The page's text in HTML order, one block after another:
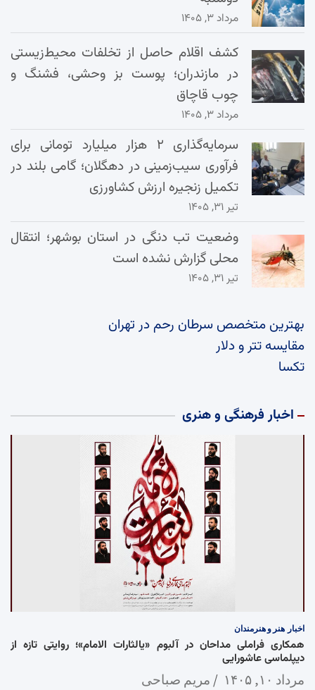
مرداد ۳, ۱۴۰۵
کشف اقلام حاصل از تخلفات محیط‌زیستی
در مازندران؛ پوست بز وحشی، فشنگ و
چوب قاچاق
مرداد ۳, ۱۴۰۵
سرمایه‌گذاری ۲ هزار میلیارد تومانی برای
فرآوری سیب‌زمینی در دهگلان؛ گامی بلند در
تکمیل زنجیره ارزش کشاورزی
تیر ۳۱, ۱۴۰۵
وضعیت تب دنگی در استان بوشهر؛ انتقال
محلی گزارش نشده است
تیر ۳۱, ۱۴۰۵
بهترین متخصص سرطان رحم در تهران
مقایسه تتر و دلار
تکسا
اخبار فرهنگی و هنری
اخبار هنر و هنرمندان
همکاری فراملی مداحان در آلبوم «یالثارات الامام»؛ روایتی تازه از
دیپلماسی عاشورایی
مرداد ۱۰, ۱۴۰۵ مریم صباحی